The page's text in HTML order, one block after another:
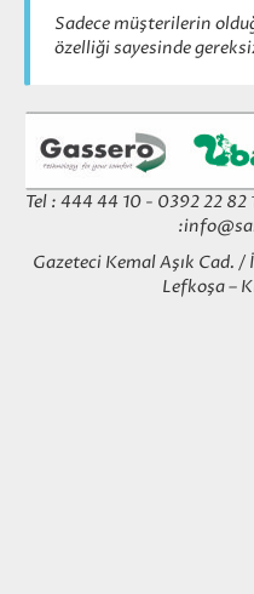
Sadece müşterilerin
özelliği sayesinde
Tel : 444 44 10 - 0392 22 82
:
Gazeteci Kemal Aşık Cad.
Lefkoşa –